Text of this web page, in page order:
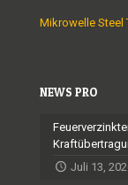
Mikrowelle Steel
NEWS PRO
Juli 13,